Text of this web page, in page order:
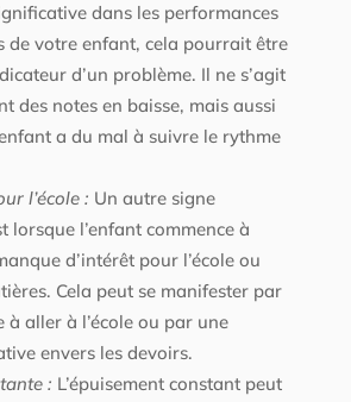
dans les performances
de votre enfant, cela pourrait être
d’un problème. Il ne s’agit
des notes en baisse, mais aussi
a du mal à suivre le rythme
l’école : Un autre signe
lorsque l’enfant commence à
d’intérêt pour l’école ou
Cela peut se manifester par
à aller à l’école ou par une
envers les devoirs.
: L’épuisement constant peut